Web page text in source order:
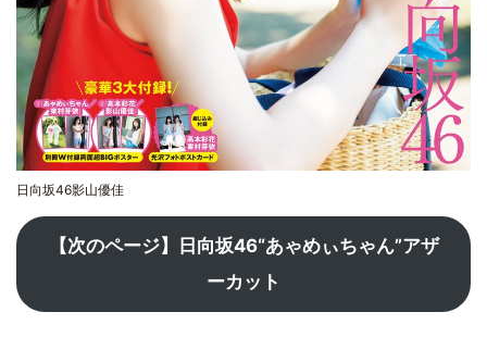
日向坂46影山優佳
【次のページ】日向坂46“あゃめぃちゃん”アザ
ーカット